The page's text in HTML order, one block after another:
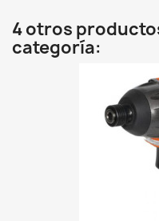
4 otros
categoría: